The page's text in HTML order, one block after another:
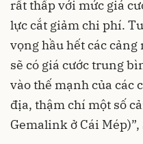
rất thấp với mức giá
lực cắt giảm chi phí.
vọng hầu hết các
sẽ có giá cước trung
vào thế mạnh của các
địa, thậm chí một số
Gemalink ở Cái